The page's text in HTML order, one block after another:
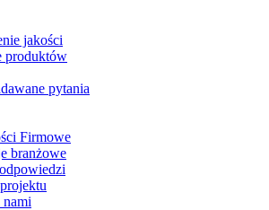
jakości
produktów
pytania
Firmowe
branżowe
nami